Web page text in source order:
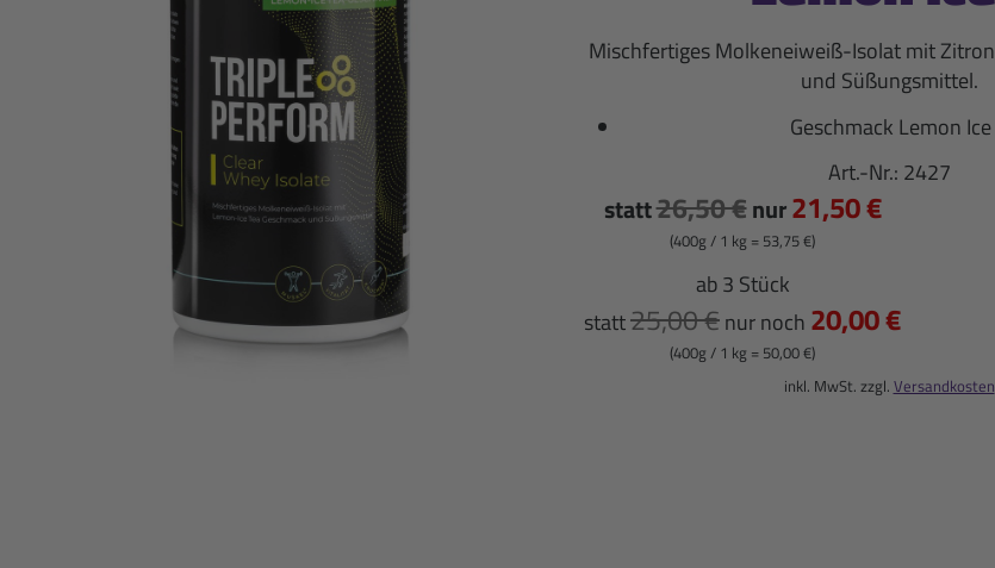
Mischfertiges Molkeneiweiß-Isolat mit
und Süßungsmittel.
Geschmack Lemon Ice
Art.-Nr.: 2427
statt26,50 €nur21,50 €
(400g / 1 kg = 53,75 €)
ab 3 Stück
statt25,00 €nur noch 20,00 €
(400g / 1 kg = 50,00 €)
inkl. MwSt. zzgl. Versandkosten